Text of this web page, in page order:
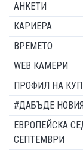
АНКЕТИ
КАРИЕРА
ВРЕМЕТО
WEB КАМЕРИ
ПРОФИЛ НА
#ДАБЪДЕ
ЕВРОПЕЙСКА
СЕПТЕМВРИ